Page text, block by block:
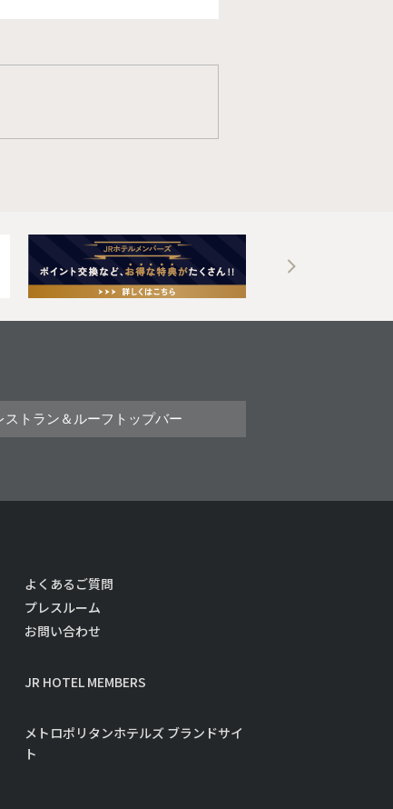
ストラン＆ルーフトップバー
よくあるご質問
プレスルーム
お問い合わせ
JR HOTEL MEMBERS
メトロポリタンホテルズ ブランドサイ
ト